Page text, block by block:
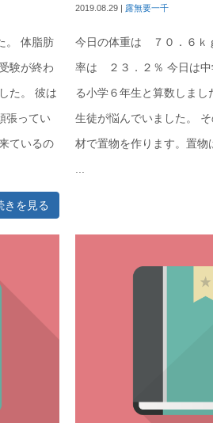
。 体脂肪
験が終わ
た。 彼は
張ってい
ているの
きを見る
2019.08.29| 露無要一千
今日の体重は ７０．６
率は ２３．２％ 今日は中
る小学６年生と算数しま
生徒が悩んでいました。
材で置物を作ります。置物
...